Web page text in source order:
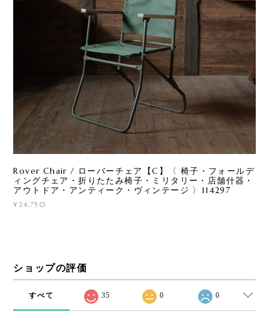
Rover Chair / ローバーチェア【C】〈 椅子・フォールデ
ィングチェア・折りたたみ椅子・ミリタリー・店舗什器・
アウトドア・アンティーク・ヴィンテージ 〉114297
¥24,750
ショップの評価
すべて 35 0 0